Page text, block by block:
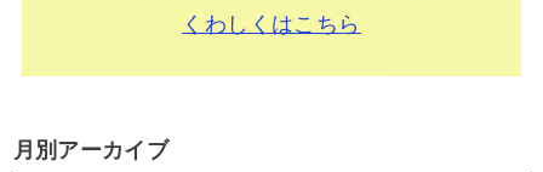
くわしくはこちら
月別アーカイブ